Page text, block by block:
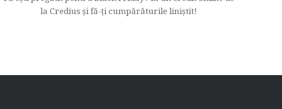
la Credius și fă-ți cumpărăturile liniștit!